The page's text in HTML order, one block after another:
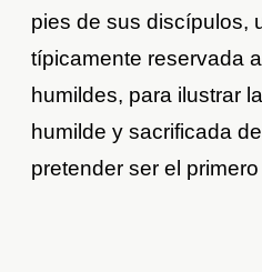
pies de sus discípulos,
típicamente reservada
humildes, para ilustrar
humilde y sacrificada
pretender ser el